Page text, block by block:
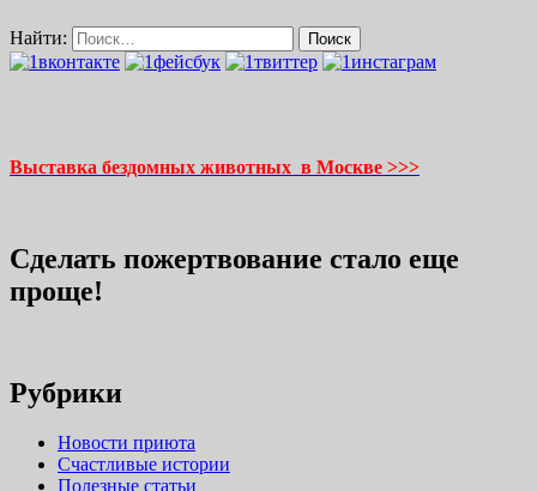
Найти:
Выставка бездомных животных в Москве >>>
Сделать пожертвование стало еще
проще!
Рубрики
Новости приюта
Счастливые истории
Полезные статьи